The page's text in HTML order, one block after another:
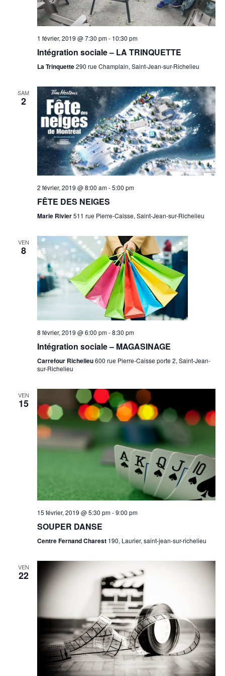
a
a
n
d
V
i
w
s
N
a
v
i
a
o
v
i
g
n
1 février, 2019 @ 7:30 pm- 10:30 pm
Intégration sociale – LA TRINQUETTE
La Trinquette290 rue Champlain, Saint-Jean-sur-Richelieu
SAM
2
2 février, 2019 @ 8:00 am-5:00 pm
FÊTE DES NEIGES
Marie Rivier511 rue Pierre-Caisse, Saint-Jean-sur-Richelieu
VEN
8
8 février, 2019 @ 6:00 pm-8:30 pm
Intégration sociale – MAGASINAGE
Carrefour Richelieu600 rue Pierre-Caisse porte 2, Saint-Jean-
sur-Richelieu
VEN
15
15 février, 2019 @ 5:30 pm-9:00 pm
SOUPER DANSE
Centre Fernand Charest 190, Laurier, saint-jean-sur-richelieu
VEN
22